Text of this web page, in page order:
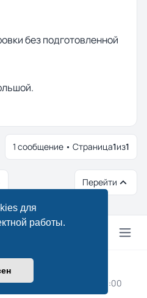
для
работы.
без подготовленной
1 сообщение • Страница1из1
Перейти
|Часовой пояс: UTC+03:00